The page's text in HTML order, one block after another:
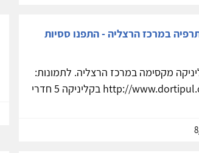
במרכז הרצליה - התפנו ססיות
מקסימה במרכז הרצליה. לתמונות:
http://www.dortipul.com/clinic4rent בקליניקה 5 חדרי